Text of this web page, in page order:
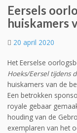
Eersels
huiskamers
20 april 2020
Het Eerselse
Hoeks/Eersel tijdens
huiskamers van de
Een betrokken
royale gebaar
houding van de
exemplaren van het